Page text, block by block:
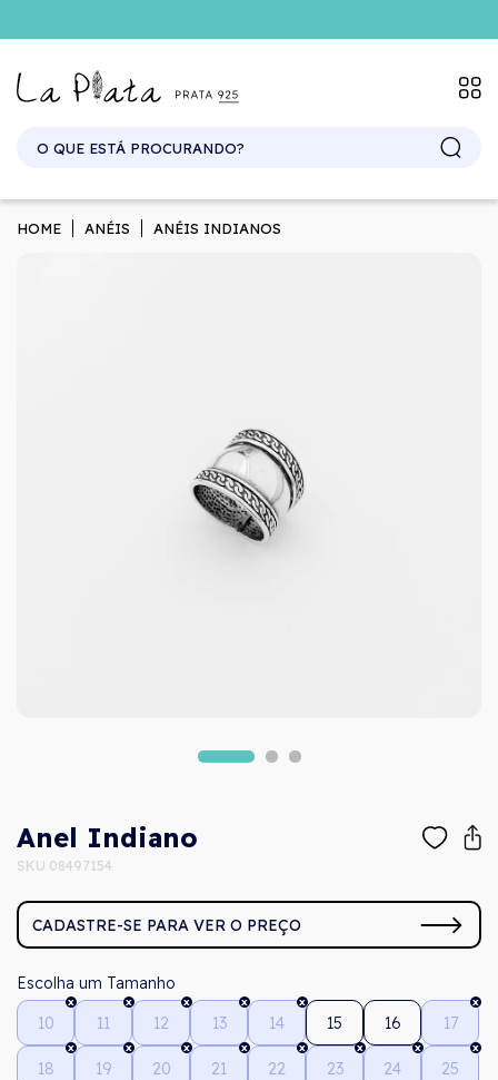
HOME ANÉIS ANÉIS INDIANOS
Anel Indiano
SKU 08497154
CADASTRE-SE PARA VER O PREÇO
Tamanho
10
11 12 13 14 15 16 17
18 19 20 21 22 23 24 25